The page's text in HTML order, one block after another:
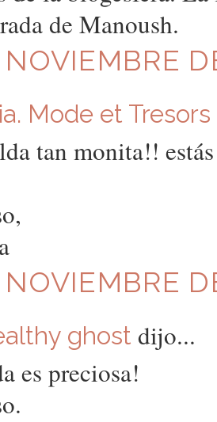
de Manoush.
Mode et Tresors
tan monita!!
ghost dijo...
es preciosa!